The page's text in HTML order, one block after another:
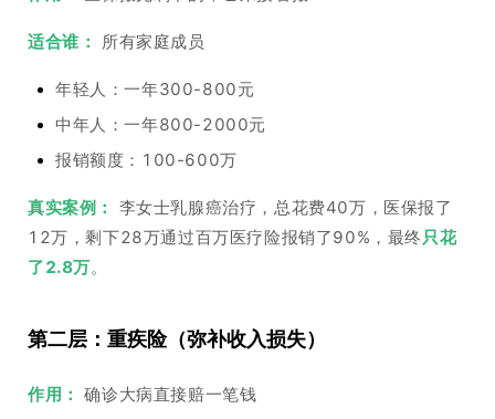
适合谁： 所有家庭成员
年轻人：一年300-800元
中年人：一年800-2000元
报销额度：100-600万
真实案例：
李女士乳腺癌治疗，总花费40万，医保报了
12万，剩下28万通过百万医疗险报销了90%，最终只花
了2.8万。
第二层：重疾险（弥补收入损失）
作用： 确诊大病直接赔一笔钱